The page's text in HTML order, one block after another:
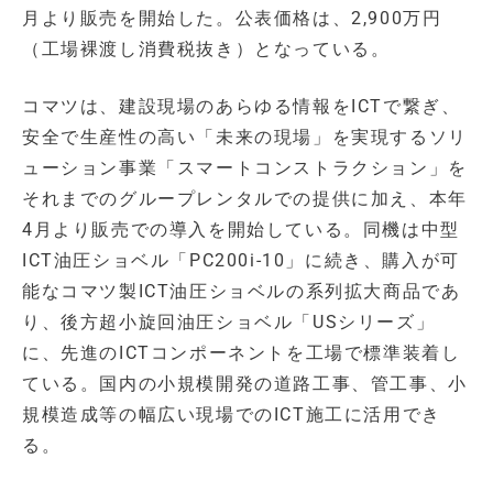
月より販売を開始した。公表価格は、2,900万円
（工場裸渡し消費税抜き）となっている。
コマツは、建設現場のあらゆる情報をICTで繋ぎ、
安全で生産性の高い「未来の現場」を実現するソリ
ューション事業「スマートコンストラクション」を
それまでのグループレンタルでの提供に加え、本年
4月より販売での導入を開始している。同機は中型
ICT油圧ショベル「PC200i-10」に続き、購入が可
能なコマツ製ICT油圧ショベルの系列拡大商品であ
り、後方超小旋回油圧ショベル「USシリーズ」
に、先進のICTコンポーネントを工場で標準装着し
ている。国内の小規模開発の道路工事、管工事、小
規模造成等の幅広い現場でのICT施工に活用でき
る。